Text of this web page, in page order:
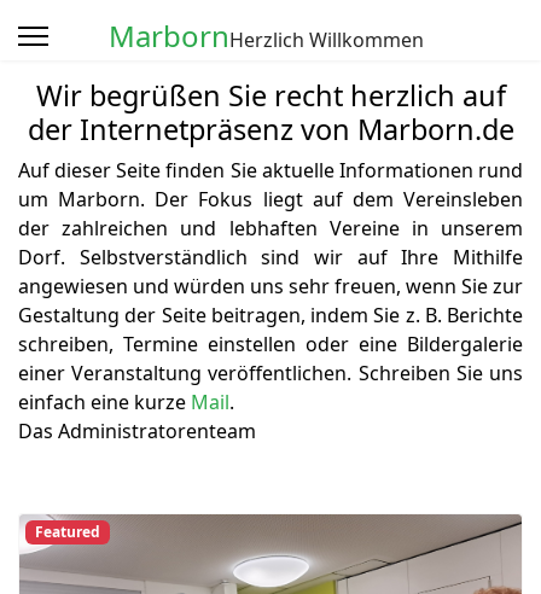
MarbornHerzlich Willkommen
Wir begrüßen Sie recht herzlich auf
der Internetpräsenz von Marborn.de
Auf dieser Seite finden Sie aktuelle Informationen rund
um Marborn. Der Fokus liegt auf dem Vereinsleben
der zahlreichen und lebhaften Vereine in unserem
Dorf. Selbstverständlich sind wir auf Ihre Mithilfe
angewiesen und würden uns sehr freuen, wenn Sie zur
Gestaltung der Seite beitragen, indem Sie z. B. Berichte
schreiben, Termine einstellen oder eine Bildergalerie
einer Veranstaltung veröffentlichen. Schreiben Sie uns
einfach eine kurze Mail.
Das Administratorenteam
Featured